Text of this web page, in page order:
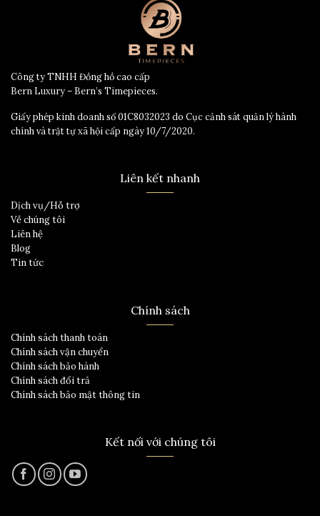
Công ty TNHH Đồng hồ cao cấp
Bern Luxury – Bern’s Timepieces.
Giấy phép kinh doanh số 01C8032023 do Cục cảnh sát quản lý hành
chính và trật tự xã hội cấp ngày 10/7/2020.
Liên kết nhanh
Dịch vụ/Hỗ trợ
Về chúng tôi
Liên hệ
Blog
Tin tức
Chính sách
Chính sách thanh toán
Chính sách vận chuyển
Chính sách bảo hành
Chính sách đổi trả
Chính sách bảo mật thông tin
Kết nối với chúng tôi